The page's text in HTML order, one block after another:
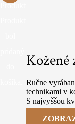
Produkt
Kožené
Ručne
technikami v
S najvyššou